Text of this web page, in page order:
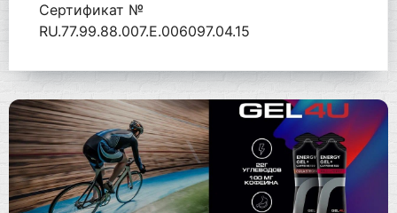
Сертификат №
RU.77.99.88.007.Е.006097.04.15